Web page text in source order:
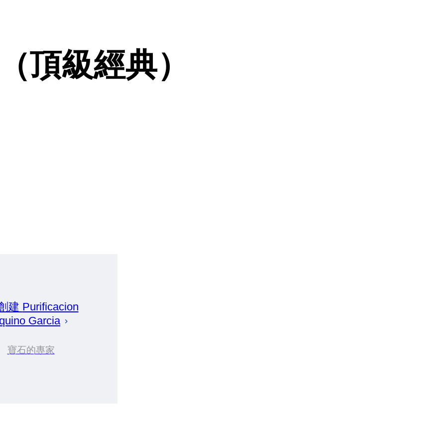
頂級經典）
建 Purificacion
Garcia
寶石的專家